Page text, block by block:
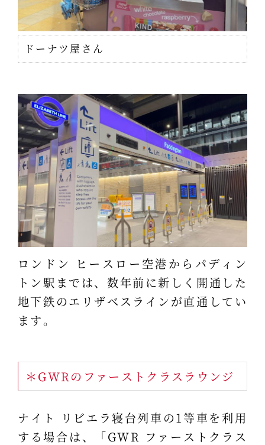
ドーナツ屋さん
ロンドン ヒースロー空港からパディン
トン駅までは、数年前に新しく開通した
地下鉄のエリザベスラインが直通してい
ます。
＊GWRのファーストクラスラウンジ
ナイト リビエラ寝台列車の1等車を利用
する場合は、「GWR ファーストクラス